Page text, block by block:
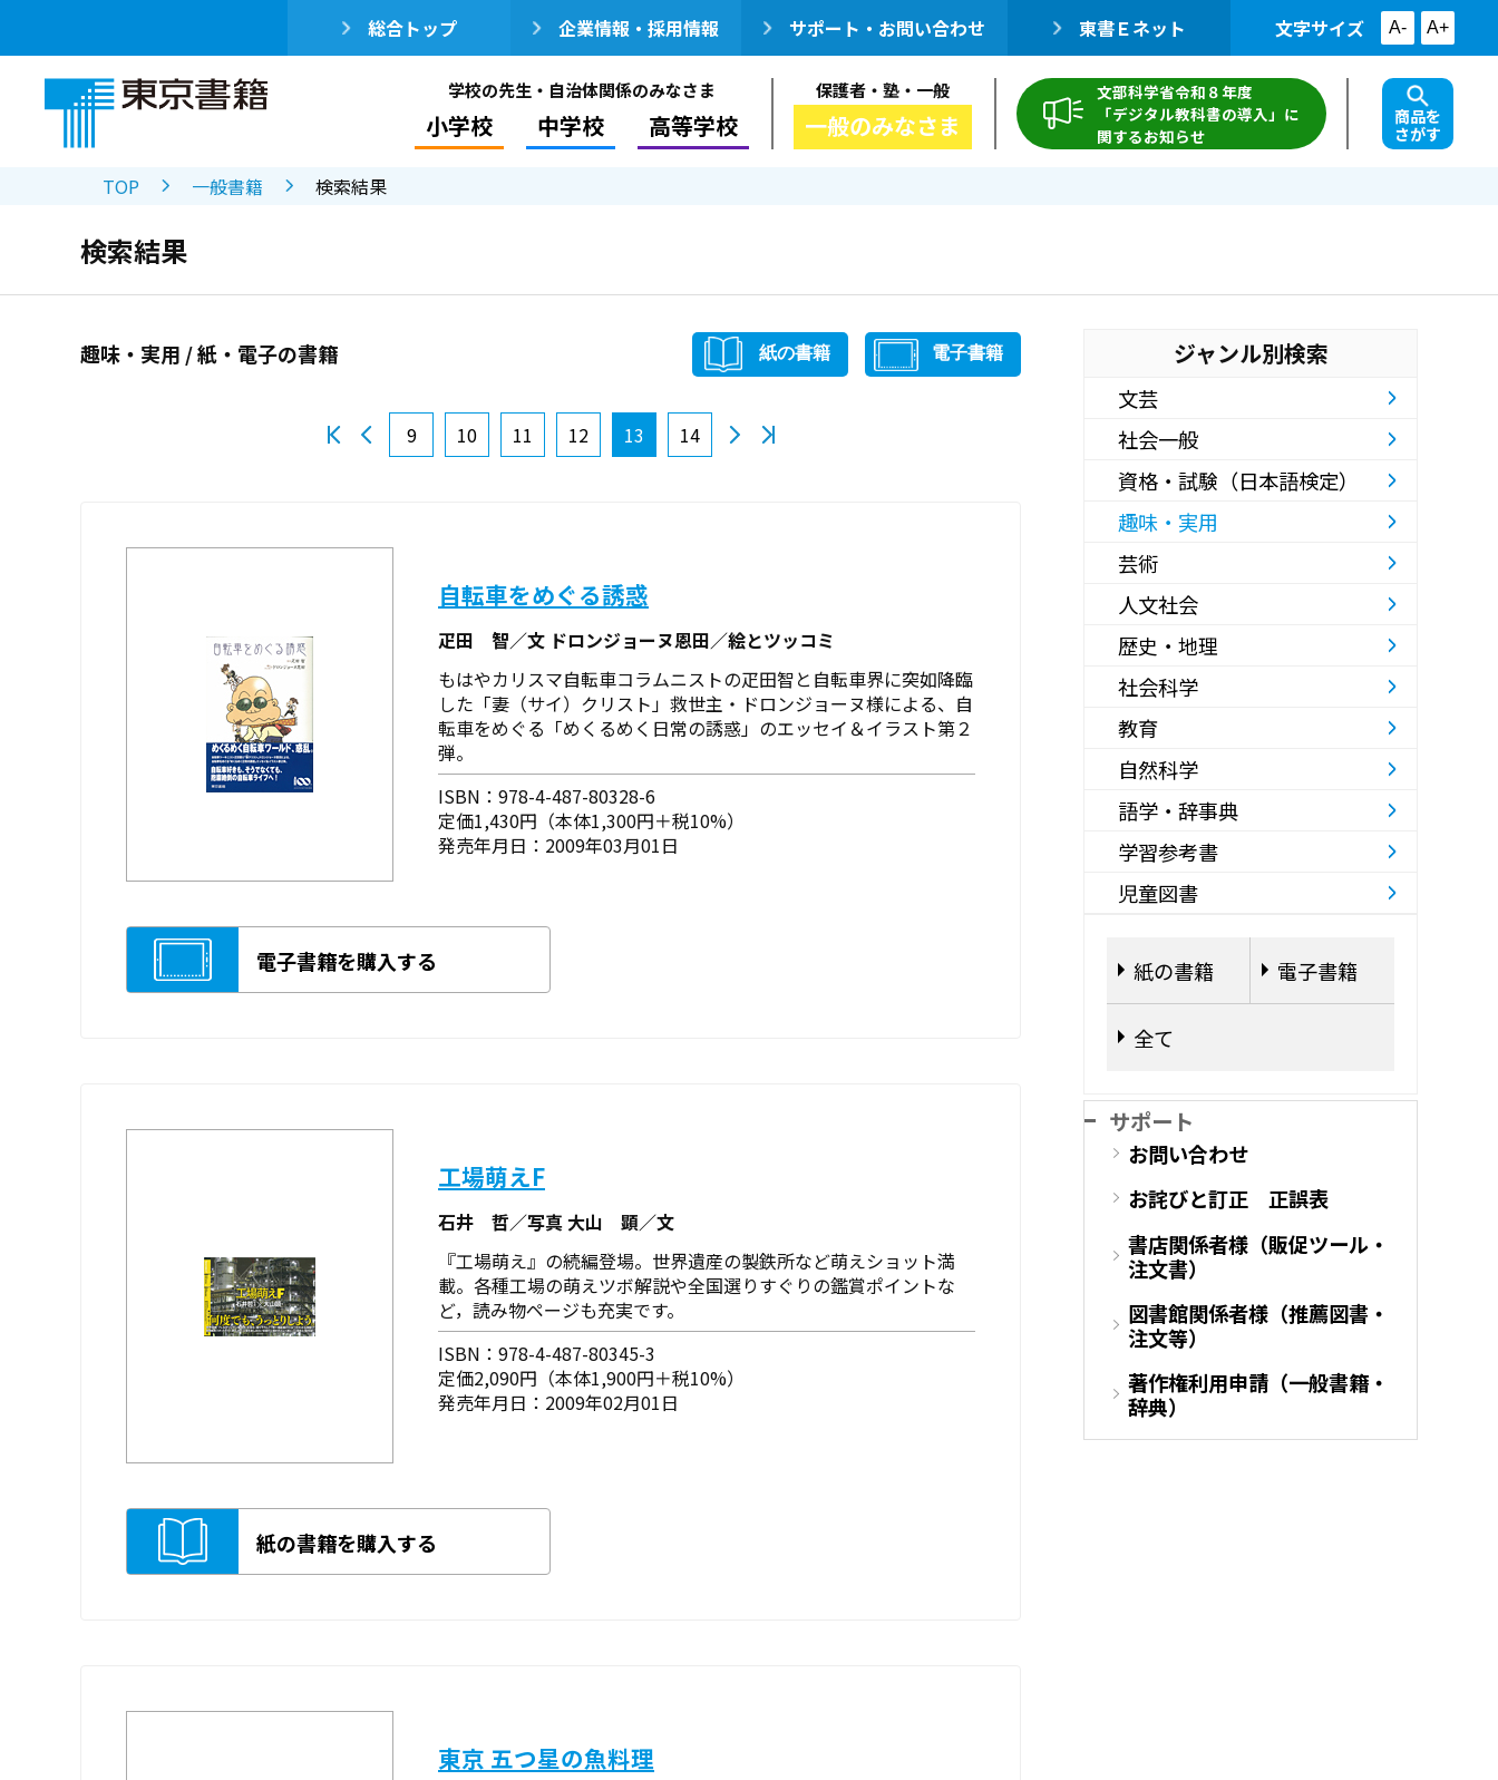
総合トップ 企業情報・採用情報 サポート・お問い合わせ 東書Ｅネット 文字サイズ A- A+
学校の先生・自治体関係のみなさま
小学校 中学校 高等学校
保護者・塾・一般
一般のみなさま
文部科学省令和８年度
「デジタル教科書の導入」に
関するお知らせ
商品を
さがす
TOP 一般書籍 検索結果
検索結果
趣味・実用 / 紙・電子の書籍 紙の書籍 電子書籍
9 10 11 12 13 14
自転車をめぐる誘惑
疋田 智／文 ドロンジョーヌ恩田／絵とツッコミ
もはやカリスマ自転車コラムニストの疋田智と自転車界に突如降臨
した「妻（サイ）クリスト」救世主・ドロンジョーヌ様による、自
転車をめぐる「めくるめく日常の誘惑」のエッセイ＆イラスト第２
弾。
ISBN：978-4-487-80328-6
定価1,430円（本体1,300円＋税10%）
発売年月日：2009年03月01日
電子書籍を購入する
工場萌えF
石井 哲／写真 大山 顕／文
『工場萌え』の続編登場。世界遺産の製鉄所など萌えショット満
載。各種工場の萌えツボ解説や全国選りすぐりの鑑賞ポイントな
ど，読み物ページも充実です。
ISBN：978-4-487-80345-3
定価2,090円（本体1,900円＋税10%）
発売年月日：2009年02月01日
紙の書籍を購入する
東京 五つ星の魚料理
ジャンル別検索
文芸
社会一般
資格・試験（日本語検定）
趣味・実用
芸術
人文社会
歴史・地理
社会科学
教育
自然科学
語学・辞事典
学習参考書
児童図書
紙の書籍 電子書籍
全て
サポート
お問い合わせ
お詫びと訂正 正誤表
書店関係者様（販促ツール・
注文書）
図書館関係者様（推薦図書・
注文等）
著作権利用申請（一般書籍・
辞典）